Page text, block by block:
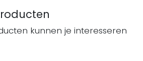
kunnen je interesseren